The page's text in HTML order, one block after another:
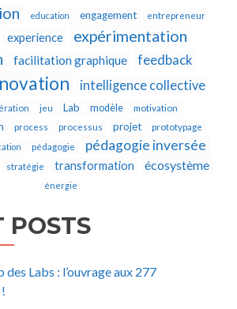
education engagement entrepreneur
experience
expérimentation
facilitation graphique feedback
intelligence collective
jeu Lab modèle motivation
process processus projet prototypage
pédagogie pédagogie inversée
stratégie transformation écosystème
énergie
POSTS
des Labs : l’ouvrage aux 277